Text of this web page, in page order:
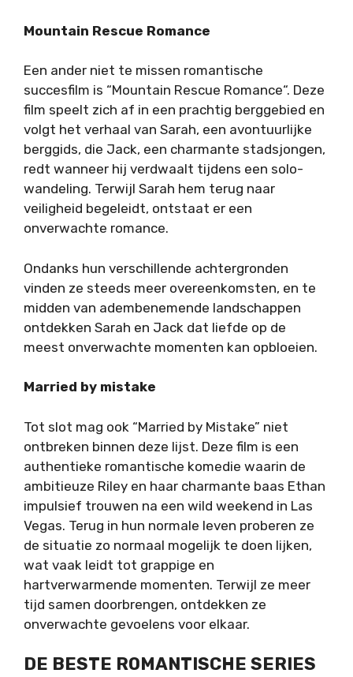
Mountain Rescue Romance
Een ander niet te missen romantische
succesfilm is “Mountain Rescue Romance“. Deze
film speelt zich af in een prachtig berggebied en
volgt het verhaal van Sarah, een avontuurlijke
berggids, die Jack, een charmante stadsjongen,
redt wanneer hij verdwaalt tijdens een solo-
wandeling. Terwijl Sarah hem terug naar
veiligheid begeleidt, ontstaat er een
onverwachte romance.
Ondanks hun verschillende achtergronden
vinden ze steeds meer overeenkomsten, en te
midden van adembenemende landschappen
ontdekken Sarah en Jack dat liefde op de
meest onverwachte momenten kan opbloeien.
Married by mistake
Tot slot mag ook “Married by Mistake” niet
ontbreken binnen deze lijst. Deze film is een
authentieke romantische komedie waarin de
ambitieuze Riley en haar charmante baas Ethan
impulsief trouwen na een wild weekend in Las
Vegas. Terug in hun normale leven proberen ze
de situatie zo normaal mogelijk te doen lijken,
wat vaak leidt tot grappige en
hartverwarmende momenten. Terwijl ze meer
tijd samen doorbrengen, ontdekken ze
onverwachte gevoelens voor elkaar.
DE BESTE ROMANTISCHE SERIES